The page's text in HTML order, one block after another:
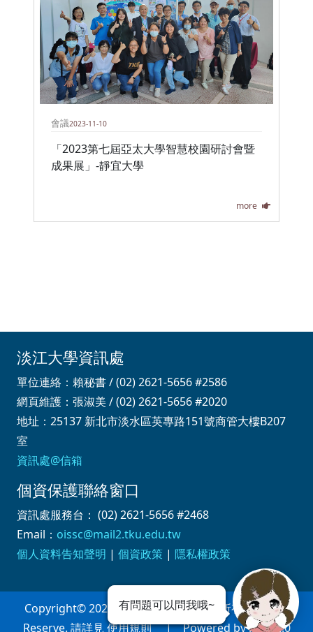
會議2023-11-10
「2023第七屆亞太大學智慧校園研討會暨
成果展」-靜宜大學
more
淡江大學資訊處
單位連絡：賴秘書 / (02) 2621-5656 #2586
網頁維護：張淑美 / (02) 2621-5656 #2020
地址：25137 新北市淡水區英專路151號商管大樓B207
室
資訊處@信箱
個資保護聯絡窗口
資訊處服務台： (02) 2621-5656 #2468
Email： oissc@mail2.tku.edu.tw
個人資料告知聲明 | 個資政策 | 隱私權政策
Copyright© 2026 淡江大學資訊處 版權所有 All Right
Reserve. 請詳見 使用規則 | Powered by iWeb2.0
有問題可以問我哦~